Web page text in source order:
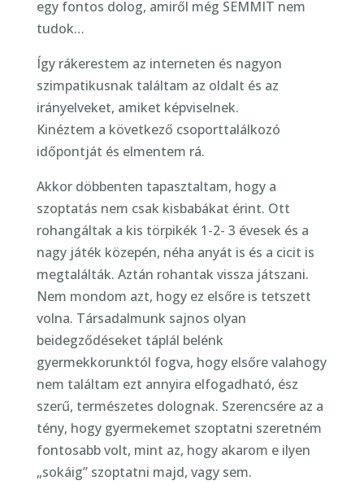
egy fontos dolog, amiről még SEMMIT nem
tudok…
Így rákerestem az interneten és nagyon
szimpatikusnak találtam az oldalt és az
irányelveket, amiket képviselnek.
Kinéztem a következő csoporttalálkozó
időpontját és elmentem rá.
Akkor döbbenten tapasztaltam, hogy a
szoptatás nem csak kisbabákat érint. Ott
rohangáltak a kis törpikék 1-2- 3 évesek és a
nagy játék közepén, néha anyát is és a cicit is
megtalálták. Aztán rohantak vissza játszani.
Nem mondom azt, hogy ez elsőre is tetszett
volna. Társadalmunk sajnos olyan
beidegződéseket táplál belénk
gyermekkorunktól fogva, hogy elsőre valahogy
nem találtam ezt annyira elfogadható, ész
szerű, természetes dolognak. Szerencsére az a
tény, hogy gyermekemet szoptatni szeretném
fontosabb volt, mint az, hogy akarom e ilyen
„sokáig” szoptatni majd, vagy sem.